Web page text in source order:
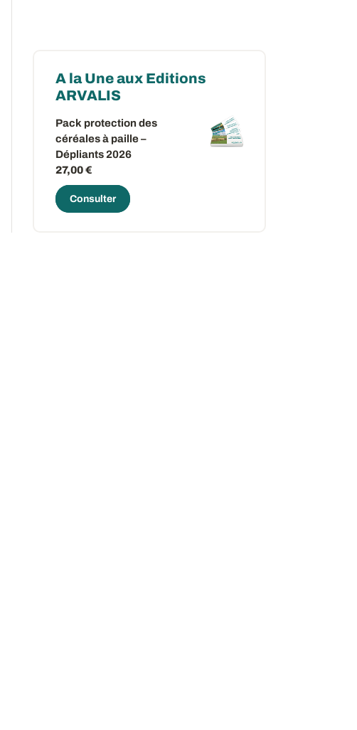
new window
A la Une aux Editions
ARVALIS
Pack protection des
céréales à paille –
Dépliants 2026
27,00 €
Consulter